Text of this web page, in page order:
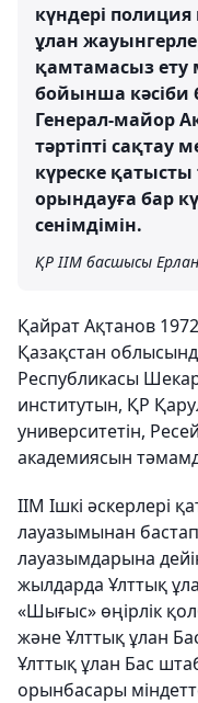
күндері
ұлан
қамтамасыз ету
бойынша кәсіби
Генерал-майор
тәртіпті
күреске
орындауға бар
сенімдімін.
ҚР ІІМ басшысы
Қайрат Ақтанов
Қазақстан
Республикасы
институтын, ҚР
университетін,
академиясын
ІІМ Ішкі әскерлері
лауазымынан
лауазымдарына
жылдарда Ұлттық
«Шығыс» өңірлік
және Ұлттық ұлан
Ұлттық ұлан Бас
орынбасары